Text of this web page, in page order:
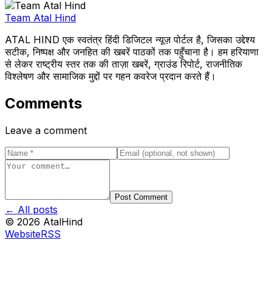
Team Atal Hind
ATAL HIND एक स्वतंत्र हिंदी डिजिटल न्यूज़ पोर्टल है, जिसका उद्देश्य
सटीक, निष्पक्ष और जनहित की खबरें पाठकों तक पहुँचाना है। हम हरियाणा
से लेकर राष्ट्रीय स्तर तक की ताज़ा खबरें, ग्राउंड रिपोर्ट, राजनीतिक
विश्लेषण और सामाजिक मुद्दों पर गहन कवरेज प्रदान करते हैं।
Comments
Leave a comment
Post Comment
← All posts
© 2026 AtalHind
WebsiteRSS